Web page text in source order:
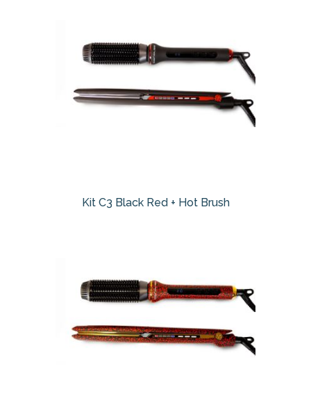
Kit C3 Black Red + Hot Brush